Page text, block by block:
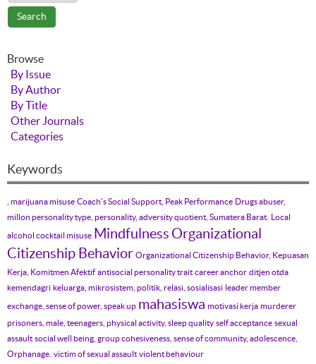
Browse
By Issue
By Author
By Title
Other Journals
Categories
Keywords
, marijuana misuse Coach's Social Support, Peak Performance Drugs abuser,
millon personality type, personality, adversity quotient, Sumatera Barat. Local
alcohol cocktail misuse Mindfulness Organizational
Citizenship Behavior Organizational Citizenship Behavior, Kepuasan
Kerja, Komitmen Afektif antisocial personality trait career anchor ditjen otda
kemendagri keluarga, mikrosistem, politik, relasi, sosialisasi leader member
exchange, sense of power, speak up mahasiswa motivasi kerja murderer
prisoners, male, teenagers, physical activity, sleep quality self acceptance sexual
assault social well being, group cohesiveness, sense of community, adolescence,
Orphanage. victim of sexual assault violent behaviour